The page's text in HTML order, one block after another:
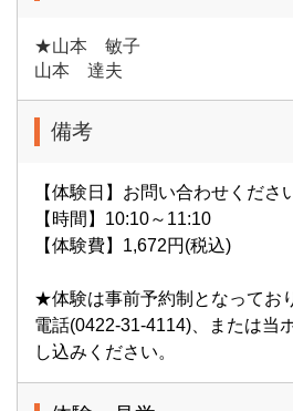
★山本 敏子
山本 達夫
備考
【体験日】お問い合わせくださ
【時間】10:10～11:10
【体験費】1,672円(税込)
★体験は事前予約制となってお
電話(0422-31-4114)、または当
し込みください。